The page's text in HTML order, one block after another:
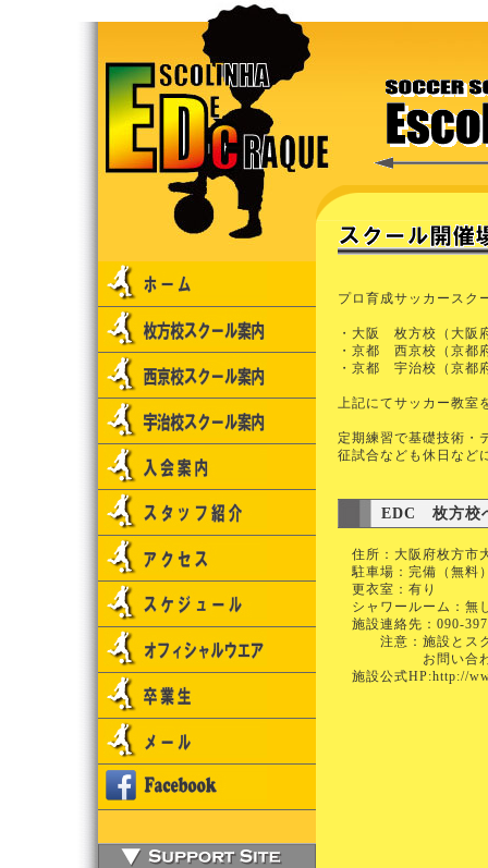
プロ育成サッカース
・大阪 枚方校（大阪
・京都 西京校（京都
・京都 宇治校（京都
上記にてサッカー教室
定期練習で基礎技術・
征試合なども休日など
EDC 枚方校
住所：大阪府枚方市
駐車場：完備（無料
更衣室：有り
シャワールーム：無
施設連絡先：090-
注意：施設とスクー
お問い合わせは必
施設公式HP:http://